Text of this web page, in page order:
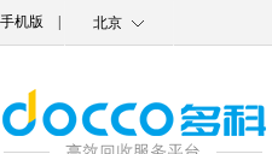
手机版 北京